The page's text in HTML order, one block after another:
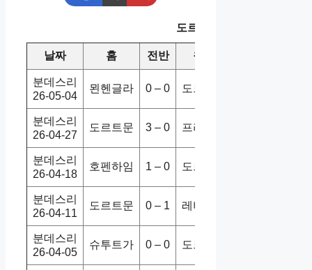
도르트문 최근 10경기
날짜 홈 전반 원정
분데스리
26-05-04
묀헨글라 0 – 0 도르트문
분데스리
26-04-27
도르트문 3 – 0 프라이부
분데스리
26-04-18
호펜하임 1 – 0 도르트문
분데스리
26-04-11
도르트문 0 – 1 레버쿠젠
분데스리
26-04-05
슈투트가 0 – 0 도르트문